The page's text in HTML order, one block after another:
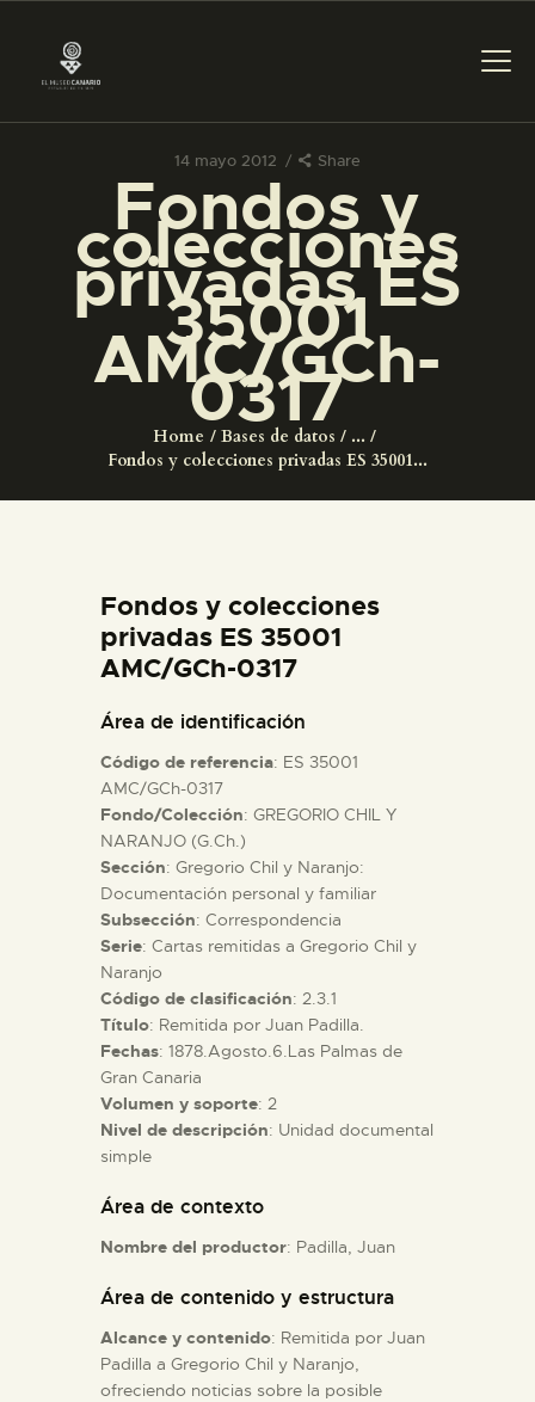
14 mayo 2012 Share
Fondos y
colecciones
privadas ES
35001
AMC/GCh-
0317
Home Bases de datos
...
Fondos y colecciones privadas ES 35001...
PREPARAR LA VISITA
ACTIVIDADES
█
EL MUSEO
ESPAÑOL
ACTIVIDADES
█
EL MUSEO
COLECCIONES
DIDÁCTICA
ESPAÑOL
Fondos y colecciones
privadas ES 35001
AMC/GCh-0317
Área de identificación
Código de referencia: ES 35001
AMC/GCh-0317
Fondo/Colección: GREGORIO CHIL Y
NARANJO (G.Ch.)
Sección: Gregorio Chil y Naranjo:
Documentación personal y familiar
Subsección: Correspondencia
Serie: Cartas remitidas a Gregorio Chil y
Naranjo
Código de clasificación: 2.3.1
Título: Remitida por Juan Padilla.
Fechas: 1878.Agosto.6.Las Palmas de
Gran Canaria
Volumen y soporte: 2
Nivel de descripción: Unidad documental
simple
Área de contexto
Nombre del productor: Padilla, Juan
Área de contenido y estructura
Alcance y contenido: Remitida por Juan
Padilla a Gregorio Chil y Naranjo,
ofreciendo noticias sobre la posible